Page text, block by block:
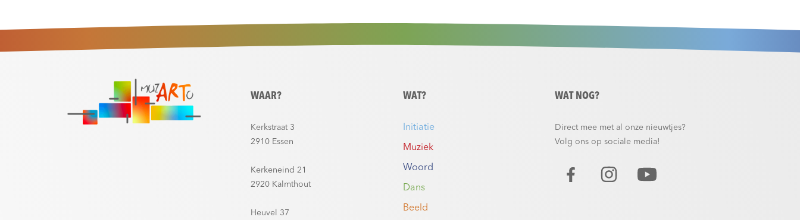
WAAR?
Kerkstraat 3
2910 Essen
Kerkeneind 21
2920 Kalmthout
Heuvel 37
WAT?
Initiatie
Muziek
Woord
Dans
Beeld
WAT NOG?
Direct mee met al onze nieuwtjes?
Volg ons op sociale media!